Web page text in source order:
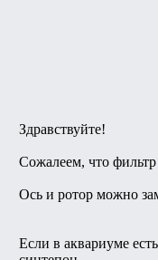
Здравствуйте!
Сожалеем, что
Ось и ротор можно
Если в аквариуме